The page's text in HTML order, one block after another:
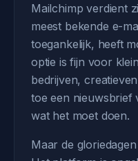
Mailchimp verdient
meest bekende e-
toegankelijk, heeft
optie is fijn voor
bedrijven,
toe een nieuwsbrief
wat het moet doen.
Maar de